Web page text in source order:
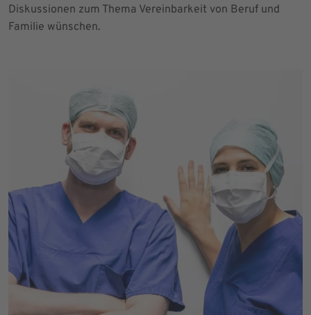
Diskussionen zum Thema Vereinbarkeit von Beruf und
Familie wünschen.